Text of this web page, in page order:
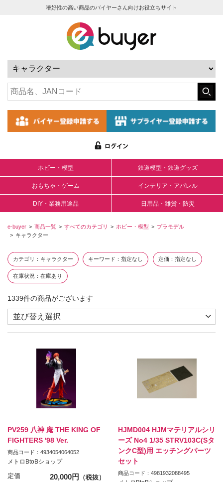
嗜好性の高い商品のバイヤーさん向けお役立ちサイト
ホビー・模型 鉄道模型・鉄道グッズ
おもちゃ・ゲーム インテリア・アパレル
DIY・業務用途品 日用品・雑貨・防災
e-buyer 商品一覧 すべてのカテゴリ ホビー・模型
プラモデル
キャラクター
カテゴリ キャラクター キーワード 指定なし 定価 指定なし
在庫状況 在庫あり
1339件の商品がございます
PV259 八神 庵 THE KING OF
FIGHTERS '98 Ver.
商品コード：4934054064052
メトロBtoBショップ
定価 20,000円
（税抜）
HJMD004 HJMマテリアルシリ
ーズ No4 1/35 STRV103C(Sタ
ンクC型)用 エッチングパーツ
セット
商品コード：4981932088495